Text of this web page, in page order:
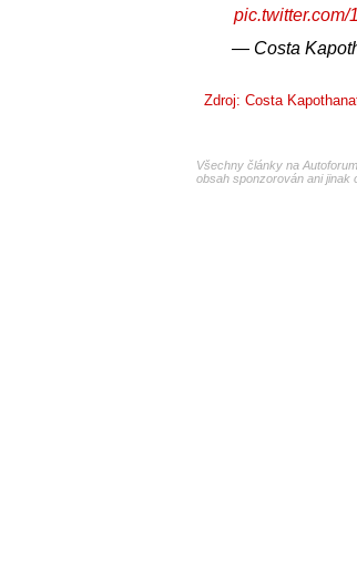
— Costa
Zdroj: Costa
Všechny články na
obsah sponzorován ani jinak